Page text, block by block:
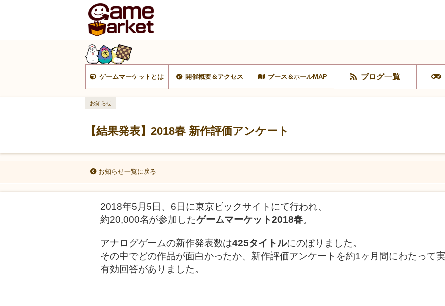
ゲームマーケットとは 開催概要＆アクセス ブース＆ホールMAP ブログ一覧
【結果発表】2018春 新作評価アンケート
お知らせ
お知らせ一覧に戻る
2018年5月5日、6日に東京ビックサイトにて行われ、
約20,000名が参加したゲームマーケット2018春。
アナログゲームの新作発表数は425タイトルにのぼりました。
その中でどの作品が面白かったか、新作評価アンケートを約1ヶ月間にわたって
有効回答がありました。